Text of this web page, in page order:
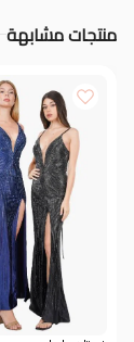
منتجات مشابهة